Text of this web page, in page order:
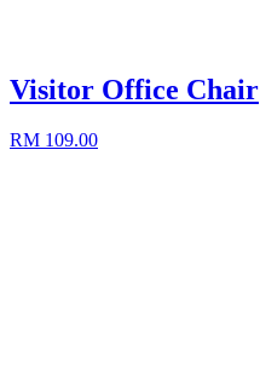
Visitor Office Chair
RM 109.00